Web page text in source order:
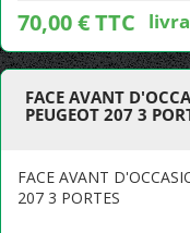
70,00 € TTC
FACE AVANT
PEUGEOT 207 3
FACE AVANT
207 3 PORTES